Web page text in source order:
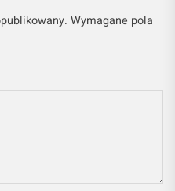
Wymagane pola